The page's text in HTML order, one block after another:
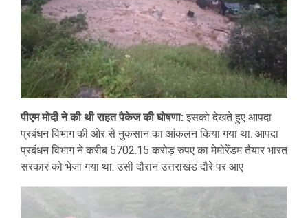
पीएम मोदी ने की थी राहत पैकेज की घोषणा: इसको देखते हुए आपदा
प्रबंधन विभाग की ओर से नुकसान का आंकलन किया गया था. आपदा
प्रबंधन विभाग ने करीब 5702.15 करोड़ रुपए का मेमोरेंडम तैयार भारत
सरकार को भेजा गया था. उसी दौरान उत्तराखंड दौरे पर आए